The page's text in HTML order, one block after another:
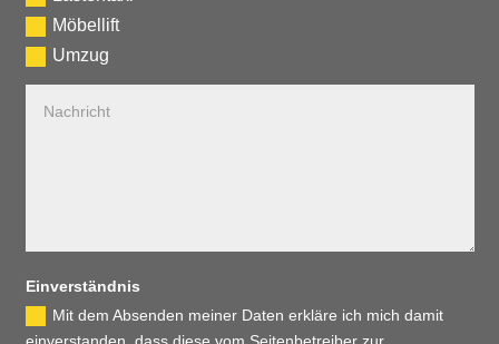
Möbellift
Umzug
Ein­ver­ständ­nis
Mit dem Absenden meiner Daten erkläre ich mich damit